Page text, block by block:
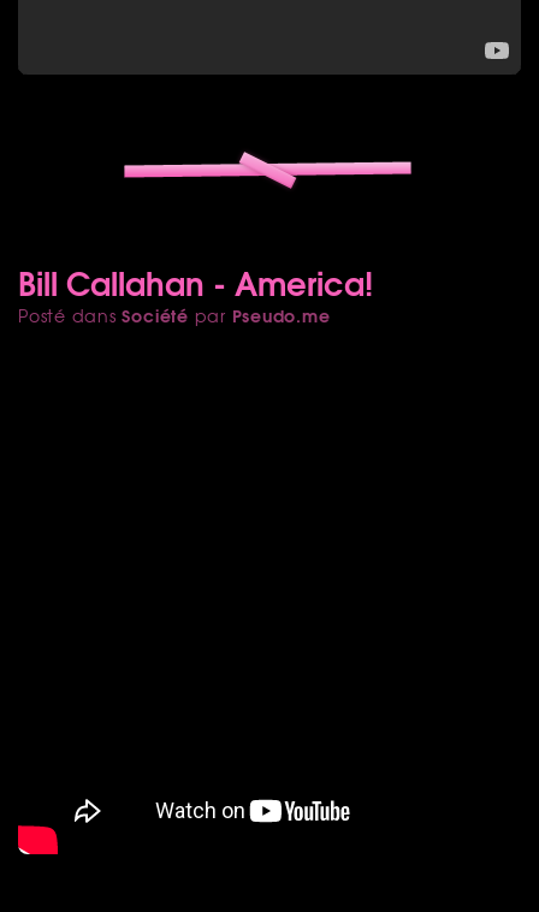
Bill Callahan - America!
Posté dansSociété par Pseudo.me